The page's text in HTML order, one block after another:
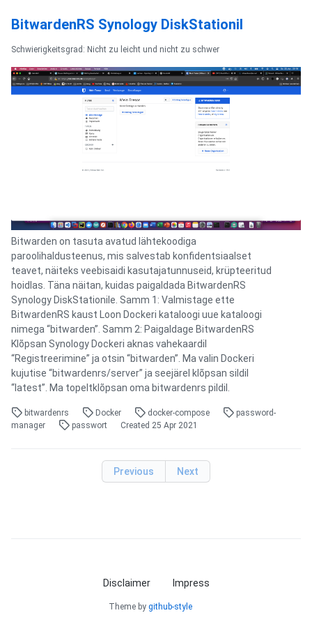
BitwardenRS Synology DiskStationil
Schwierigkeitsgrad: Nicht zu leicht und nicht zu schwer
Bitwarden on tasuta avatud lähtekoodiga
paroolihaldusteenus, mis salvestab konfidentsiaalset
teavet, näiteks veebisaidi kasutajatunnuseid, krüpteeritud
hoidlas. Täna näitan, kuidas paigaldada BitwardenRS
Synology DiskStationile. Samm 1: Valmistage ette
BitwardenRS kaust Loon Dockeri kataloogi uue kataloogi
nimega “bitwarden”. Samm 2: Paigaldage BitwardenRS
Klõpsan Synology Dockeri aknas vahekaardil
“Registreerimine” ja otsin “bitwarden”. Ma valin Dockeri
kujutise “bitwardenrs/server” ja seejärel klõpsan sildil
“latest”. Ma topeltklõpsan oma bitwardenrs pildil.
bitwardenrs Docker docker-compose
password-
manager
passwort Created 25 Apr 2021
Previous Next
Impress
Disclaimer
Theme by github-style